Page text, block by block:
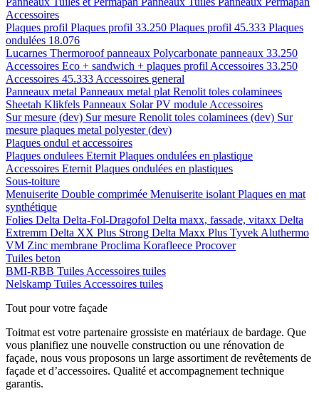
Accessoires
Plaques profil Plaques profil 33.250 Plaques profil 45.333 Plaques
ondulées 18.076
Lucarnes Thermoroof panneaux Polycarbonate panneaux 33.250
Accessoires Eco + sandwich + plaques profil Accessoires 33.250
Accessoires 45.333 Accessoires general
Panneaux metal Panneaux metal plat Renolit toles colaminees
Sheetah Klikfels Panneaux Solar PV module Accessoires
Sur mesure (dev) Sur mesure Renolit toles colaminees (dev) Sur
mesure plaques metal polyester (dev)
Plaques ondul et accessoires
Plaques ondulees Eternit Plaques ondulées en plastique
Accessoires Eternit Plaques ondulées en plastiques
Sous-toiture
Menuiserite Double comprimée Menuiserite isolant Plaques en mat
synthétique
Folies Delta Delta-Fol-Dragofol Delta maxx, fassade, vitaxx Delta
Extremm Delta XX Plus Strong Delta Maxx Plus Tyvek Aluthermo
VM Zinc membrane Proclima Korafleece Procover
Tuiles beton
BMI-RBB Tuiles Accessoires tuiles
Nelskamp Tuiles Accessoires tuiles
Tout pour votre façade
Toitmat est votre partenaire grossiste en matériaux de bardage. Que
vous planifiez une nouvelle construction ou une rénovation de
façade, nous vous proposons un large assortiment de revêtements de
façade et d’accessoires. Qualité et accompagnement technique
garantis.